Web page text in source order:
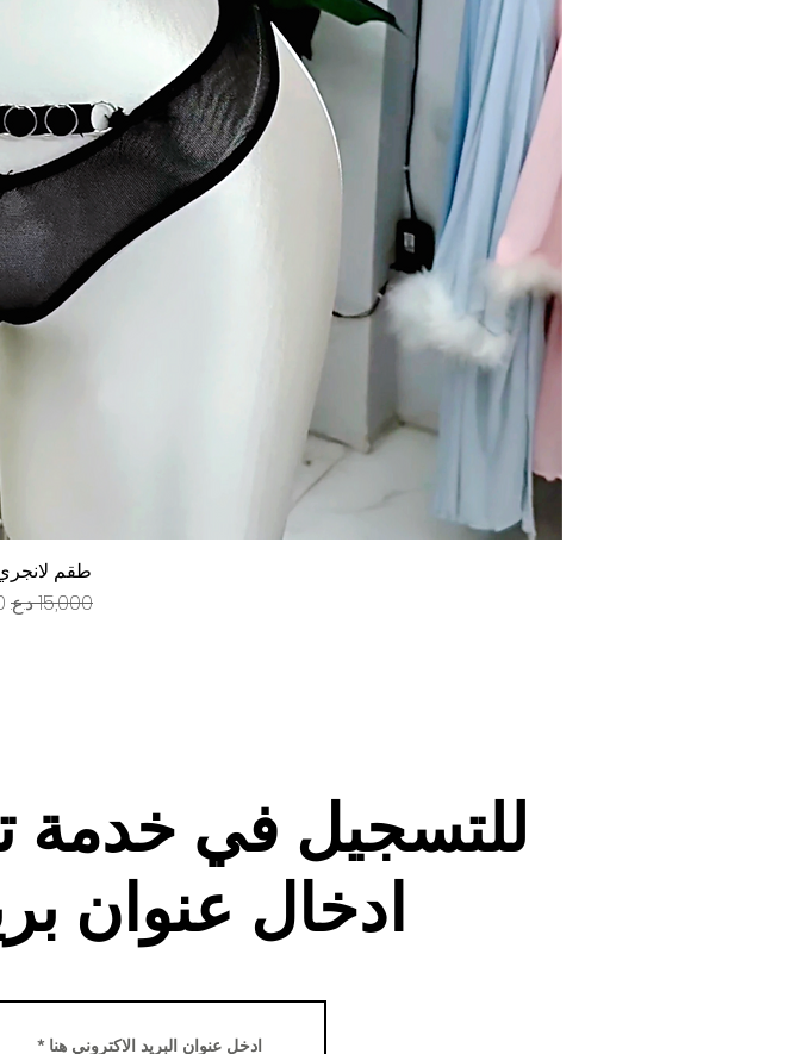
العرض طقم
سعر عادي
للتسجيل في خدمة
ادخال عنوان
ادخل عنوان البريد الاكتروني هنا